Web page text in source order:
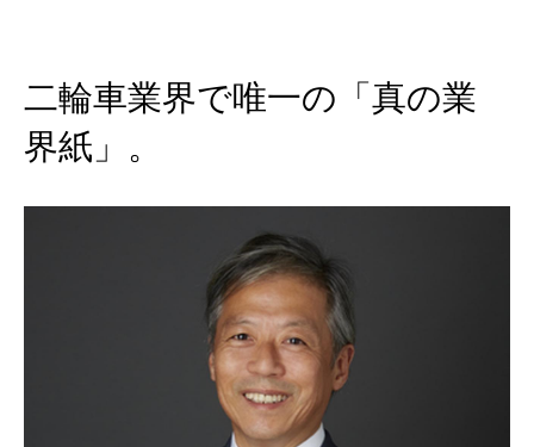
二輪車業界で唯一の「真の業
界紙」。